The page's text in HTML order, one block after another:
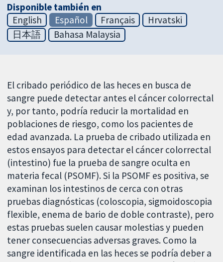
Disponible también en
English
Español Français
Hrvatski
日本語
Bahasa Malaysia
El cribado periódico de las heces en busca de
sangre puede detectar antes el cáncer colorrectal
y, por tanto, podría reducir la mortalidad en
poblaciones de riesgo, como los pacientes de
edad avanzada. La prueba de cribado utilizada en
estos ensayos para detectar el cáncer colorrectal
(intestino) fue la prueba de sangre oculta en
materia fecal (PSOMF). Si la PSOMF es positiva, se
examinan los intestinos de cerca con otras
pruebas diagnósticas (coloscopia, sigmoidoscopia
flexible, enema de bario de doble contraste), pero
estas pruebas suelen causar molestias y pueden
tener consecuencias adversas graves. Como la
sangre identificada en las heces se podría deber a